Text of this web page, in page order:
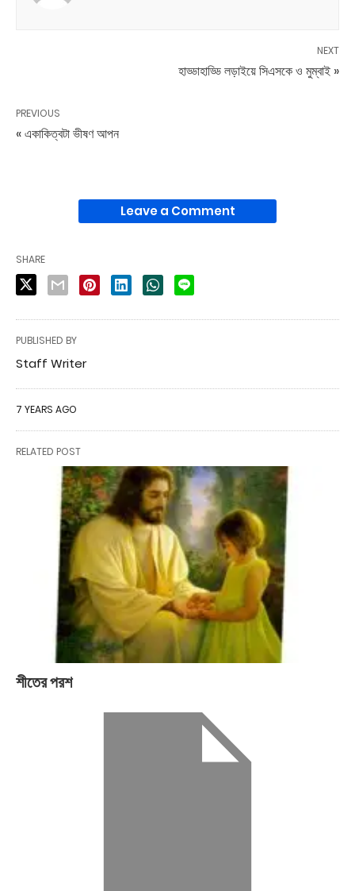
NEXT
হাড্ডাহাড্ডি লড়াইয়ে সিএসকে ও মুম্বাই »
PREVIOUS
« একাকিত্বটা ভীষণ আপন
Leave a Comment
SHARE
PUBLISHED BY
Staff Writer
7 YEARS AGO
RELATED POST
শীতের পরশ